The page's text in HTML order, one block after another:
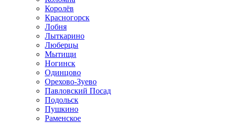
Королёв
Красногорск
Лобня
Лыткарино
Люберцы
Мытищи
Ногинск
Одинцово
Орехово-Зуево
Павловский Посад
Подольск
Пушкино
Раменское